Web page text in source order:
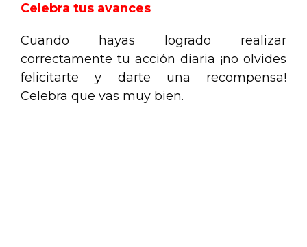
Celebra tus avances
Cuando hayas logrado realizar
correctamente tu acción diaria ¡no olvides
felicitarte y darte una recompensa!
Celebra que vas muy bien.